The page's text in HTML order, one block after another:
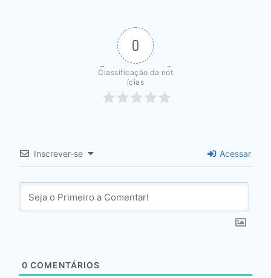
0
Classificação da not
ícias
Inscrever-se Acessar
0 COMENTÁRIOS